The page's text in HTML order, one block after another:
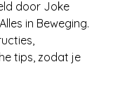
door Joke
in Beweging.
tips, zodat je